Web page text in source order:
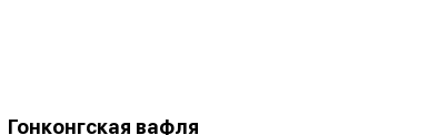
Гонконгская вафля